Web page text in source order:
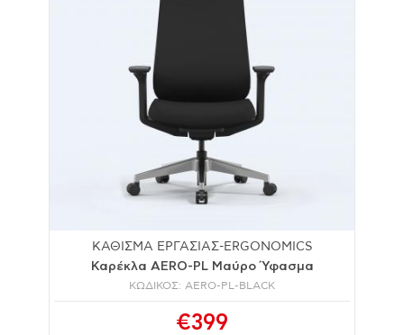
ΚΑΘΙΣΜΑ ΕΡΓΑΣΙΑΣ-ERGONOMICS
Καρέκλα AERO-PL Μαύρο Ύφασμα
ΚΩΔΙΚΟΣ: AERO-PL-BLACK
€399